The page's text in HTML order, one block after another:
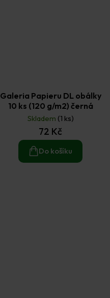
Galeria Papieru DL obálky
10 ks (120 g/m2) černá
Skladem (1 ks)
72 Kč
Do košíku